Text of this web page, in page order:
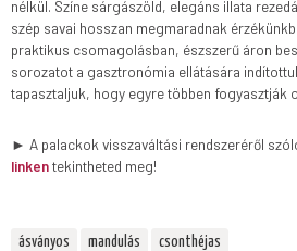
nélkül. Színe sárgászöld, elegáns illata
szép savai hosszan megmaradnak
praktikus csomagolásban, észszerű áron
sorozatot a gasztronómia ellátására
tapasztaljuk, hogy egyre többen fogyasztják
► A palackok visszaváltási rendszeréről
linkentekintheted meg!
ásványos mandulás csonthéjas